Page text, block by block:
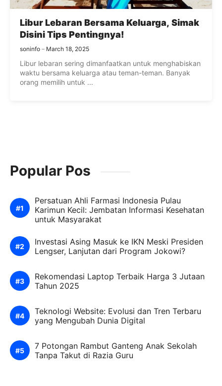
Libur Lebaran Bersama Keluarga, Simak
Disini Tips Pentingnya!
soninfo March 18, 2025
Libur lebaran sering dimanfaatkan untuk menghabiskan
waktu bersama keluarga atau teman-teman. Banyak
orang memilih untuk ...
Popular Pos
Persatuan Ahli Farmasi Indonesia Pulau
Karimun Kecil: Jembatan Informasi Kesehatan
untuk Masyarakat
Investasi Asing Masuk ke IKN Meski Presiden
Lengser, Lanjutan dari Program Jokowi?
Rekomendasi Laptop Terbaik Harga 3 Jutaan
Tahun 2025
Teknologi Website: Evolusi dan Tren Terbaru
yang Mengubah Dunia Digital
7 Potongan Rambut Ganteng Anak Sekolah
Tanpa Takut di Razia Guru